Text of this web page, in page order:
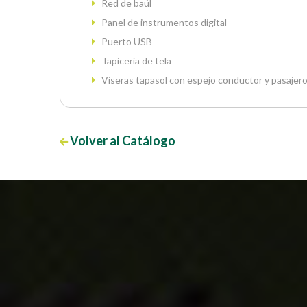
Red de baúl
Panel de instrumentos digital
Puerto USB
Tapicería de tela
Viseras tapasol con espejo conductor y pasajero
Volver al Catálogo